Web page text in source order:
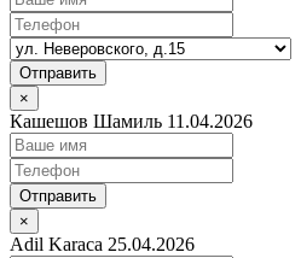
Отправить
×
Кашешов Шамиль 11.04.2026
Отправить
×
Adil Karaca 25.04.2026